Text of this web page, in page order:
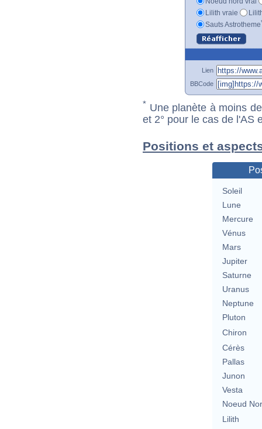
Lilith vraie
Sauts Astrotheme
Lien
BBCode
* Une planète à moins
et 2° pour le cas de l'AS
Positions et
Soleil
Lune
Mercure
Vénus
Mars
Jupiter
Saturne
Uranus
Neptune
Pluton
Chiron
Cérès
Pallas
Junon
Vesta
Noeud
Lilith